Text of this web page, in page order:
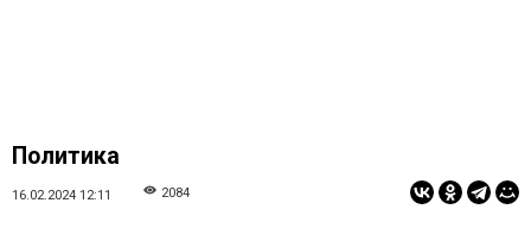
Политика
16.02.2024 12:11 2084